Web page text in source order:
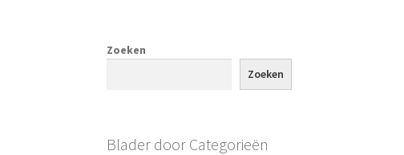
Zoeken
Zoeken
Blader door Categorieën